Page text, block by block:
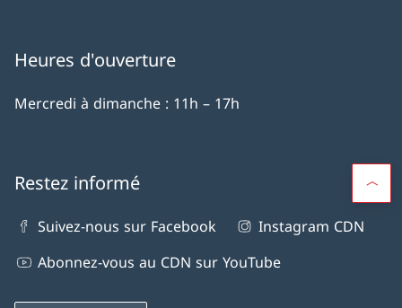
Heures d'ouverture
Mercredi à dimanche : 11h – 17h
Restez informé
Suivez-nous sur Facebook
Instagram CDN
Abonnez-vous au CDN sur YouTube